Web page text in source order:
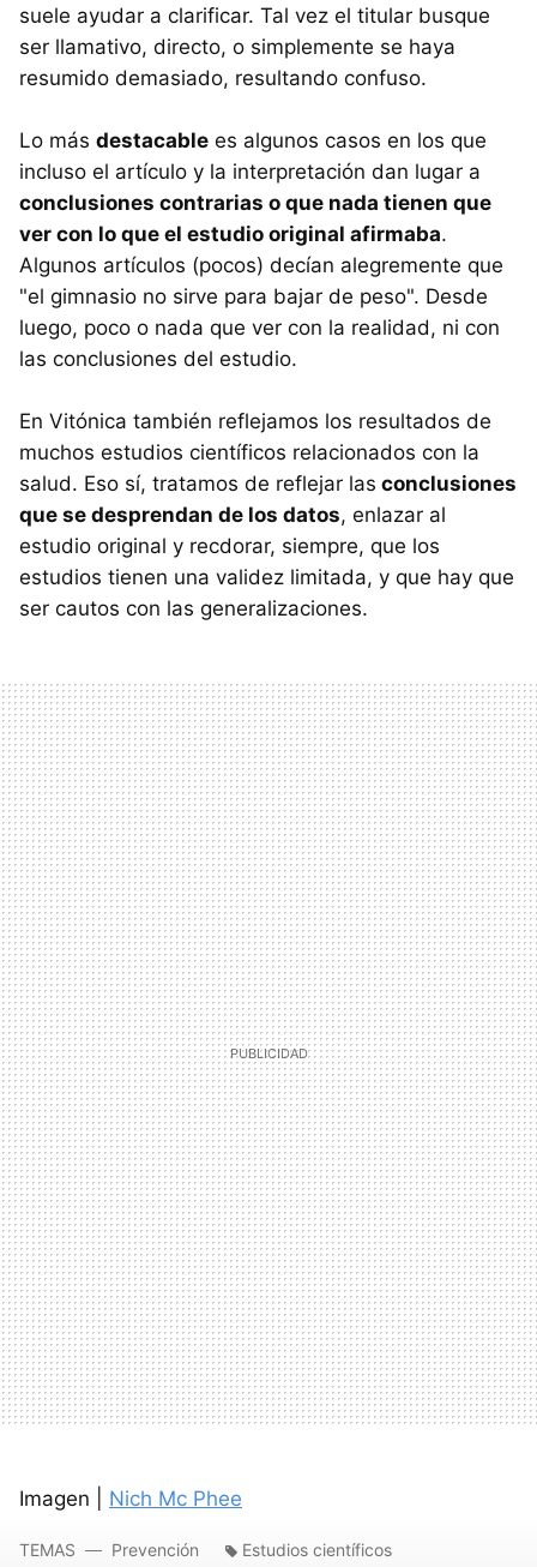
suele ayudar a clarificar. Tal vez el titular busque
ser llamativo, directo, o simplemente se haya
resumido demasiado, resultando confuso.
Lo más destacable es algunos casos en los que
incluso el artículo y la interpretación dan lugar a
conclusiones contrarias o que nada tienen que
ver con lo que el estudio original afirmaba.
Algunos artículos (pocos) decían alegremente que
"el gimnasio no sirve para bajar de peso". Desde
luego, poco o nada que ver con la realidad, ni con
las conclusiones del estudio.
En Vitónica también reflejamos los resultados de
muchos estudios científicos relacionados con la
salud. Eso sí, tratamos de reflejar las conclusiones
que se desprendan de los datos, enlazar al
estudio original y recdorar, siempre, que los
estudios tienen una validez limitada, y que hay que
ser cautos con las generalizaciones.
Imagen | Nich Mc Phee
TEMAS Prevención Estudios científicos